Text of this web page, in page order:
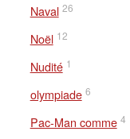
Naval 26
Noël 12
Nudité 1
olympiade 6
Pac-Man comme 4